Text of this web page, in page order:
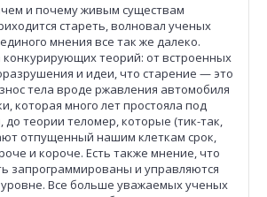
и почему живым существам
стареть, волновал ученых
мнения все так же далеко.
теорий: от встроенных
и идеи, что старение — это
тела вроде ржавления автомобиля
которая много лет простояла под
теории теломер, которые (тик-так,
отпущенный нашим клеткам срок,
и короче. Есть также мнение, что
запрограммированы и управляются
Все больше уважаемых ученых